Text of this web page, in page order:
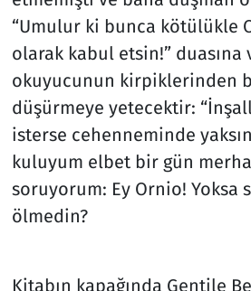
“Umulur ki bunca kötülükle
olarak kabul etsin!” duasına
okuyucunun kirpiklerinden
düşürmeye yetecektir:
isterse cehenneminde
kuluyum elbet bir gün
soruyorum: Ey Ornio! Yoksa
ölmedin?
Kitabın kapağında Gentile